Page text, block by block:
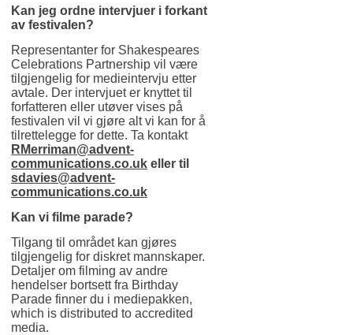
Kan jeg ordne intervjuer i forkant
av festivalen?
Representanter for Shakespeares
Celebrations Partnership vil være
tilgjengelig for medieintervju etter
avtale. Der intervjuet er knyttet til
forfatteren eller utøver vises på
festivalen vil vi gjøre alt vi kan for å
tilrettelegge for dette. Ta kontakt
RMerriman@advent-
communications.co.uk eller til
sdavies@advent-
communications.co.uk
Kan vi filme parade?
Tilgang til området kan gjøres
tilgjengelig for diskret mannskaper.
Detaljer om filming av andre
hendelser bortsett fra Birthday
Parade finner du i mediepakken,
which is distributed to accredited
media.